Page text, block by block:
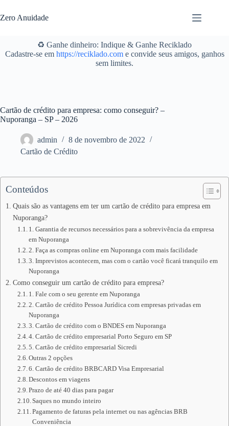
para
o
Zero Anuidade
♻️ Ganhe dinheiro: Indique & Ganhe Reciklado
Cadastre-se em https://reciklado.come convide seus amigos, ganhos
sem limites.
Cartão de crédito para empresa: como conseguir? –
Nuporanga – SP – 2026
admin
8 de novembro de 2022
Cartão de Crédito
Conteúdos
Quais são as vantagens em ter um cartão de crédito para empresa em
Nuporanga?
1. Garantia de recursos necessários para a sobrevivência da empresa
em Nuporanga
2. Faça as compras online em Nuporanga com mais facilidade
3. Imprevistos acontecem, mas com o cartão você ficará tranquilo em
Nuporanga
Como conseguir um cartão de crédito para empresa?
1. Fale com o seu gerente em Nuporanga
2. Cartão de crédito Pessoa Jurídica com empresas privadas em
Nuporanga
3. Cartão de crédito com o BNDES em Nuporanga
4. Cartão de crédito empresarial Porto Seguro em SP
5. Cartão de crédito empresarial Sicredi
Outras 2 opções
6. Cartão de crédito BRBCARD Visa Empresarial
Descontos em viagens
Prazo de até 40 dias para pagar
Saques no mundo inteiro
Pagamento de faturas pela internet ou nas agências BRB
Conveniência